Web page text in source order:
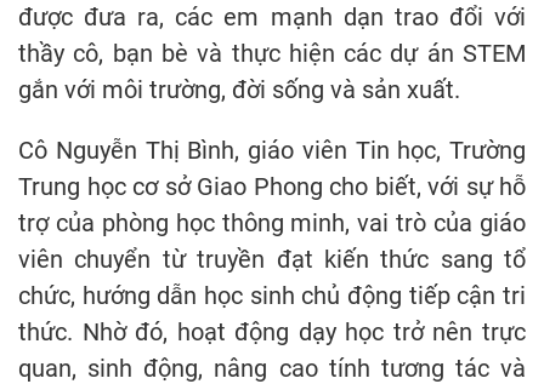
được đưa ra, các em mạnh dạn trao đổi với
thầy cô, bạn bè và thực hiện các dự án STEM
gắn với môi trường, đời sống và sản xuất.
Cô Nguyễn Thị Bình, giáo viên Tin học, Trường
Trung học cơ sở Giao Phong cho biết, với sự hỗ
trợ của phòng học thông minh, vai trò của giáo
viên chuyển từ truyền đạt kiến thức sang tổ
chức, hướng dẫn học sinh chủ động tiếp cận tri
thức. Nhờ đó, hoạt động dạy học trở nên trực
quan, sinh động, nâng cao tính tương tác và